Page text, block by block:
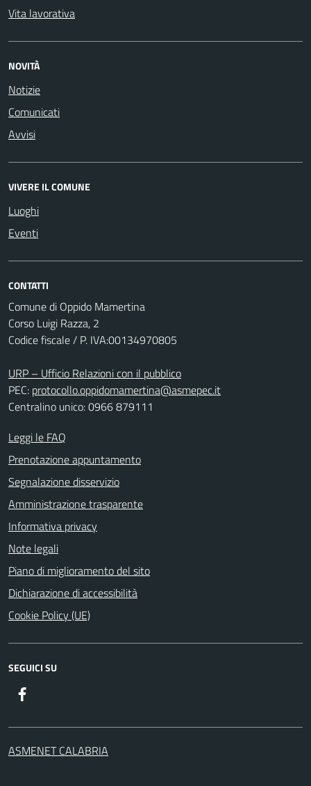
Vita lavorativa
NOVITÀ
Notizie
Comunicati
Avvisi
VIVERE IL COMUNE
Luoghi
Eventi
CONTATTI
Comune di Oppido Mamertina
Corso Luigi Razza, 2
Codice fiscale / P. IVA:00134970805
URP – Ufficio Relazioni con il pubblico
PEC: protocollo.oppidomamertina@asmepec.it
Centralino unico: 0966 879111
Leggi le FAQ
Prenotazione appuntamento
Segnalazione disservizio
Amministrazione trasparente
Informativa privacy
Note legali
Piano di miglioramento del sito
Dichiarazione di accessibilità
Cookie Policy (UE)
SEGUICI SU
ASMENET CALABRIA